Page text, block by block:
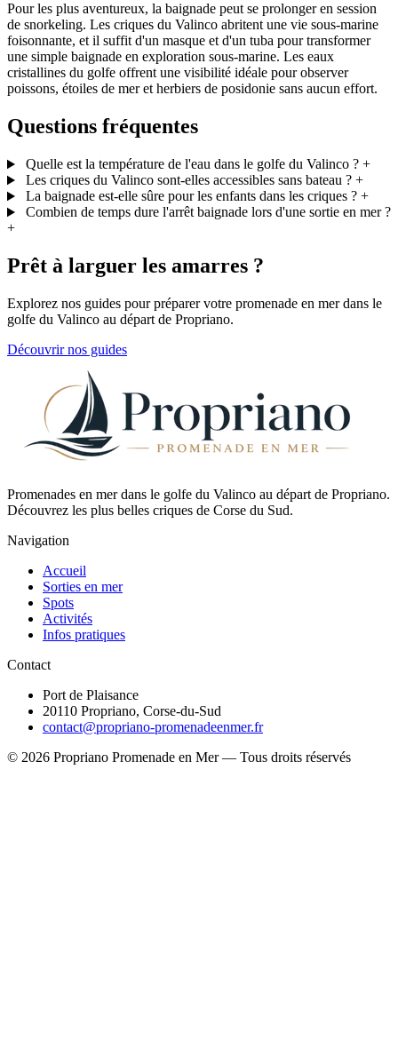
Pour les plus aventureux, la baignade peut se prolonger en session
de snorkeling. Les criques du Valinco abritent une vie sous-marine
foisonnante, et il suffit d'un masque et d'un tuba pour transformer
une simple baignade en exploration sous-marine. Les eaux
cristallines du golfe offrent une visibilité idéale pour observer
poissons, étoiles de mer et herbiers de posidonie sans aucun effort.
Questions fréquentes
Quelle est la température de l'eau dans le golfe du Valinco ? +
Les criques du Valinco sont-elles accessibles sans bateau ? +
La baignade est-elle sûre pour les enfants dans les criques ? +
Combien de temps dure l'arrêt baignade lors d'une sortie en mer ?
+
Prêt à larguer les amarres ?
Explorez nos guides pour préparer votre promenade en mer dans le
golfe du Valinco au départ de Propriano.
Découvrir nos guides
Promenades en mer dans le golfe du Valinco au départ de Propriano.
Découvrez les plus belles criques de Corse du Sud.
Navigation
Accueil
Sorties en mer
Spots
Activités
Infos pratiques
Contact
Port de Plaisance
20110 Propriano, Corse-du-Sud
contact@propriano-promenadeenmer.fr
© 2026 Propriano Promenade en Mer — Tous droits réservés